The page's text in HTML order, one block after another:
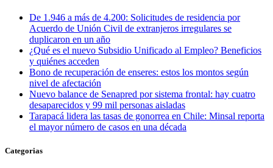
De 1.946 a más de 4.200: Solicitudes de residencia por
Acuerdo de Unión Civil de extranjeros irregulares se
duplicaron en un año
¿Qué es el nuevo Subsidio Unificado al Empleo? Beneficios
y quiénes acceden
Bono de recuperación de enseres: estos los montos según
nivel de afectación
Nuevo balance de Senapred por sistema frontal: hay cuatro
desaparecidos y 99 mil personas aisladas
Tarapacá lidera las tasas de gonorrea en Chile: Minsal reporta
el mayor número de casos en una década
Categorias